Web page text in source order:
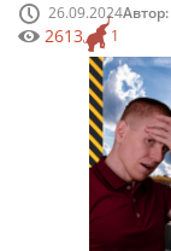
26.09.2024Автор:
1
2613